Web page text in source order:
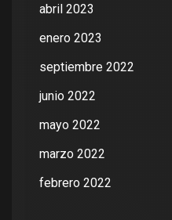
abril 2023
enero 2023
septiembre 2022
junio 2022
mayo 2022
marzo 2022
febrero 2022